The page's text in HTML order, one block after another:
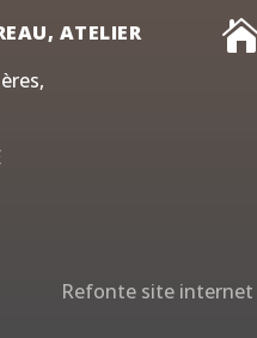
ATELIER
Refonte site internet